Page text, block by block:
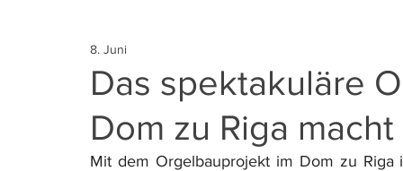
Das spektakuläre
Dom zu Riga
8. Juni
Mit dem Orgelbauprojekt im Dom zu